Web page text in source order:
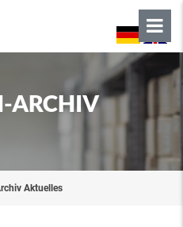
ARCHIV
Aktuelles